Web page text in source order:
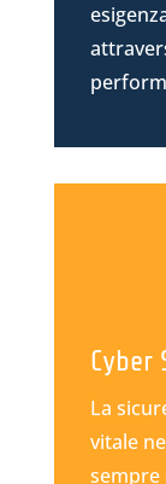
Cyber
La
vitale
sempre